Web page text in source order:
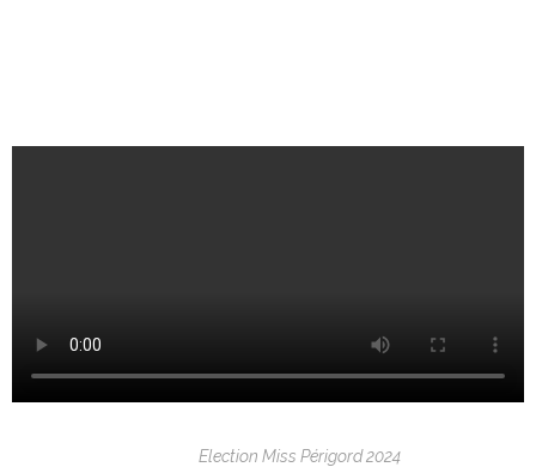
Election Miss Périgord 2024